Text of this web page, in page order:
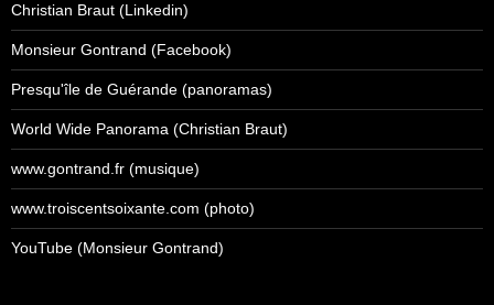
Christian Braut (Linkedin)
Monsieur Gontrand (Facebook)
Presqu'île de Guérande (panoramas)
World Wide Panorama (Christian Braut)
www.gontrand.fr (musique)
www.troiscentsoixante.com (photo)
YouTube (Monsieur Gontrand)